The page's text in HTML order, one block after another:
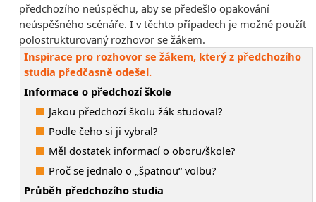
předchozího neúspěchu, aby se předešlo opakování
neúspěšného scénáře. I v těchto případech je možné použít
polostrukturovaný rozhovor se žákem.
Inspirace pro rozhovor se žákem, který z předchozího
studia předčasně odešel.
Informace o předchozí škole
Jakou předchozí školu žák studoval?
Podle čeho si ji vybral?
Měl dostatek informací o oboru/škole?
Proč se jednalo o „špatnou“ volbu?
Průběh předchozího studia